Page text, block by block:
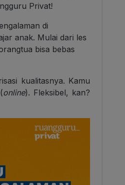
Privat!
di
anak. Mulai dari les
bisa bebas
kualitasnya. Kamu
online). Fleksibel, kan?